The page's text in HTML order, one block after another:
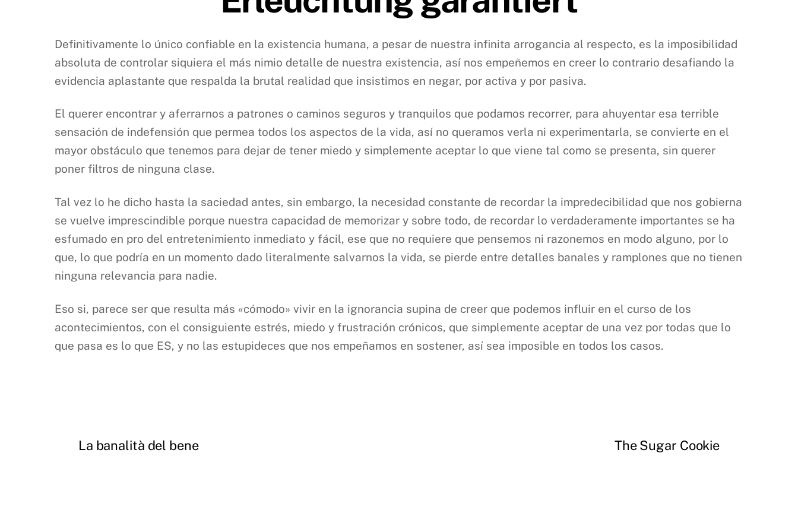
Definitivamente lo único confiable en la existencia humana, a pesar de nuestra infinita arrogancia al respecto, es la imposibilidad
absoluta de controlar siquiera el más nimio detalle de nuestra existencia, así nos empeñemos en creer lo contrario desafiando la
evidencia aplastante que respalda la brutal realidad que insistimos en negar, por activa y por pasiva.
El querer encontrar y aferrarnos a patrones o caminos seguros y tranquilos que podamos recorrer, para ahuyentar esa terrible
sensación de indefensión que permea todos los aspectos de la vida, así no queramos verla ni experimentarla, se convierte en el
mayor obstáculo que tenemos para dejar de tener miedo y simplemente aceptar lo que viene tal como se presenta, sin querer
poner filtros de ninguna clase.
Tal vez lo he dicho hasta la saciedad antes, sin embargo, la necesidad constante de recordar la impredecibilidad que nos gobierna
se vuelve imprescindible porque nuestra capacidad de memorizar y sobre todo, de recordar lo verdaderamente importantes se ha
esfumado en pro del entretenimiento inmediato y fácil, ese que no requiere que pensemos ni razonemos en modo alguno, por lo
que, lo que podría en un momento dado literalmente salvarnos la vida, se pierde entre detalles banales y ramplones que no tienen
ninguna relevancia para nadie.
Eso si, parece ser que resulta más «cómodo» vivir en la ignorancia supina de creer que podemos influir en el curso de los
acontecimientos, con el consiguiente estrés, miedo y frustración crónicos, que simplemente aceptar de una vez por todas que lo
que pasa es lo que ES, y no las estupideces que nos empeñamos en sostener, así sea imposible en todos los casos.
La banalità del bene The Sugar Cookie